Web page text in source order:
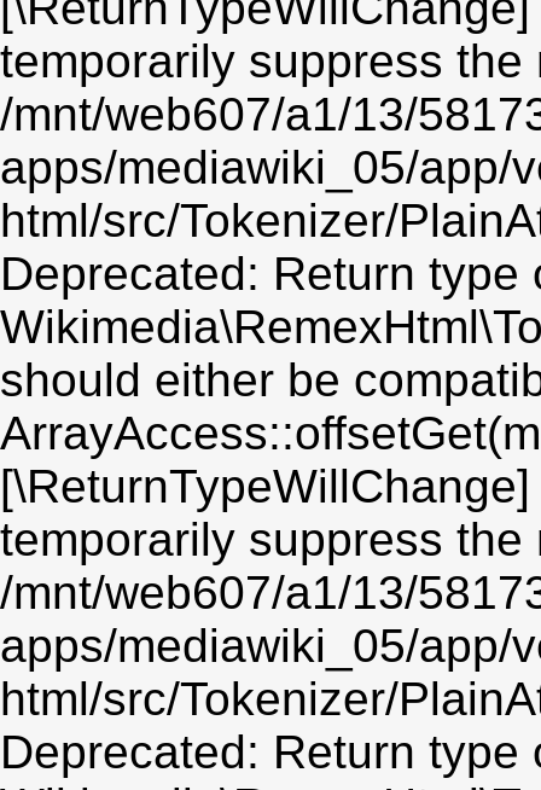
temporarily suppress the
/mnt/web607/a1/13/
apps/mediawiki_05/app/
html/src/Tokenizer/
Deprecated: Return type
should either be
temporarily suppress the
/mnt/web607/a1/13/
apps/mediawiki_05/app/
html/src/Tokenizer/
Deprecated: Return type